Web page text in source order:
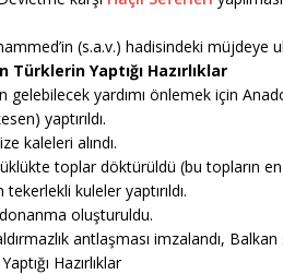
(s.a.v.) hadisindeki müjdeye
Türklerin Yaptığı Hazırlıklar
gelebilecek yardımı önlemek için
yaptırıldı.
kaleleri alındı.
toplar döktürüldü (bu topların
kuleler yaptırıldı.
oluşturuldu.
antlaşması imzalandı, Balkan
Hazırlıklar